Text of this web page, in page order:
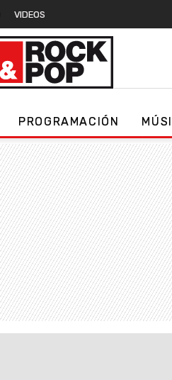
VIDEOS
PROGRAMACIÓN